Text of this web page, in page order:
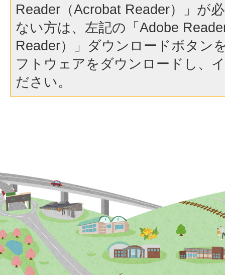
Reader（Acrobat Reader）」が
ない方は、左記の「Adobe
Reader）」ダウンロードボタン
フトウェアをダウンロードし、
ださい。